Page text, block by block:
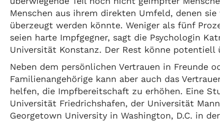
Menschen aus ihrem direkten Umfeld, denen sie
überzeugt werden könnte. Weniger als fünf
seien harte Impfgegner, sagt die Psychologin
Universität Konstanz. Der Rest könne potentiell
Neben dem persönlichen Vertrauen in Freunde
Familienangehörige kann aber auch das
helfen, die Impfbereitschaft zu erhöhen. Eine
Universität Friedrichshafen, der Universität
Georgetown University in Washington, D.C. in